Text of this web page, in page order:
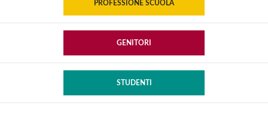
PROFESSIONE SCUOLA
GENITORI
STUDENTI